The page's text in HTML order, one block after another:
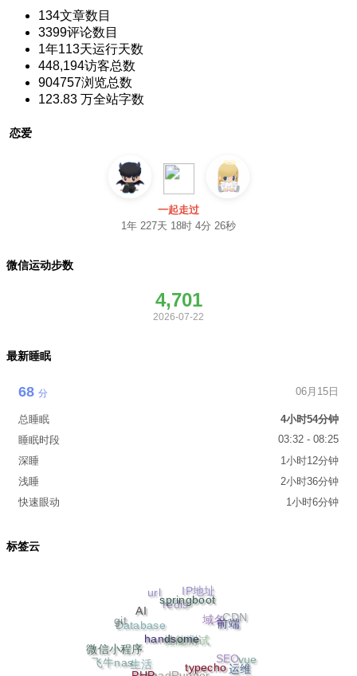
134文章数目
3399评论数目
1年113天运行天数
448,194访客总数
904757浏览总数
123.83 万全站字数
恋爱
一起走过
1年 227天 18时 4分 27秒
微信运动步数
4,701
2026-07-22
最新睡眠
68 分 06月15日
总睡眠
4小时54分钟
睡眠时段
03:32 - 08:25
深睡
1小时12分钟
浅睡
2小时36分钟
快速眼动
1小时6分钟
标签云
handsome
运维
前端
springboot
AI
微信小程序 vue
CDN
IP地址
url
git
飞牛nas
SEO
域名
redis
Database
生活
LoadRunner
性能测试